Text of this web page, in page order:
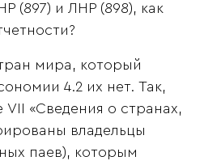
(897) и ЛНР (898), как
мира, который
4.2 их нет. Так,
«Сведения о странах,
владельцы
паев), которым